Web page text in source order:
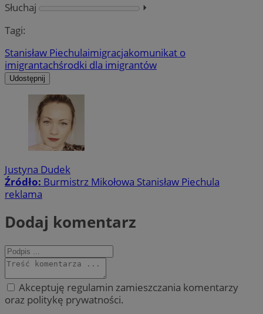
Słuchaj
⏵︎
Tagi:
Stanisław Piechulaimigracjakomunikat o
imigrantachśrodki dla imigrantów
Udostępnij
Justyna Dudek
Źródło: Burmistrz Mikołowa Stanisław Piechula
reklama
Dodaj komentarz
Akceptuję regulamin zamieszczania komentarzy
oraz politykę prywatności.